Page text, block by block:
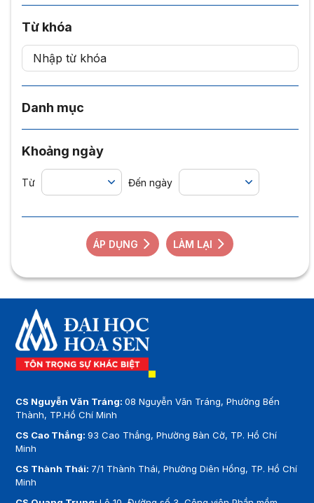
Từ khóa
Danh mục
Khoảng ngày
Từ Đến ngày
ÁP DỤNG LÀM LẠI
CS Nguyễn Văn Tráng:08 Nguyễn Văn Tráng, Phường Bến
Thành, TP.Hồ Chí Minh
CS Cao Thắng:93 Cao Thắng, Phường Bàn Cờ, TP. Hồ Chí
Minh
CS Thành Thái: 7/1 Thành Thái, Phường Diên Hồng, TP. Hồ Chí
Minh